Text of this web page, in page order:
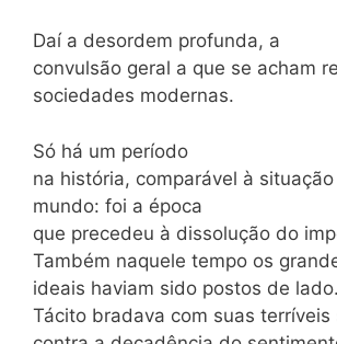
Daí a desordem profunda, a
convulsão geral a que se acham
sociedades modernas.
Só há um período
na história, comparável à
mundo: foi a época
que precedeu à dissolução do
Também naquele tempo os
ideais haviam sido postos de
Tácito bradava com suas terríveis